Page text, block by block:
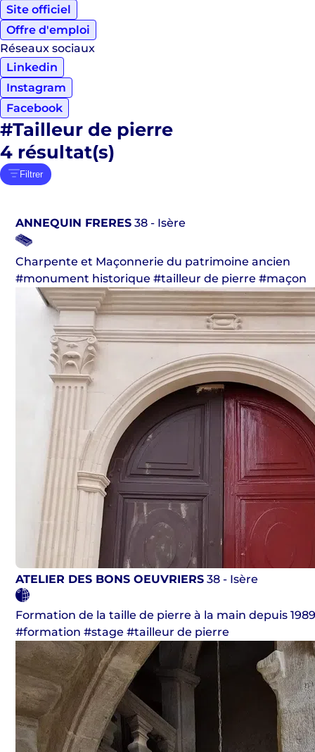
Site officiel
Offre d'emploi
Réseaux sociaux
Linkedin
Instagram
Facebook
#Tailleur de pierre
4 résultat(s)
Filtrer
ANNEQUIN FRERES 38 - Isère
Charpente et Maçonnerie du patrimoine ancien
#monument historique #tailleur de pierre #maçon
ATELIER DES BONS OEUVRIERS 38 - Isère
Formation de la taille de pierre à la main depuis 1989
#formation #stage #tailleur de pierre